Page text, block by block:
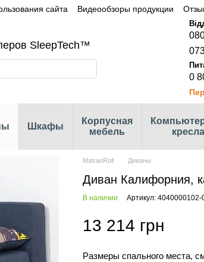
сайта Видеообзоры продукции
SleepTech™
0
Шкафы
Корпусная
мебель
кресла
MatrasRoll Диваны
Диван Калифорния,
В наличии Артикул: 4040000102-
13 214 грн
Размеры спального места,